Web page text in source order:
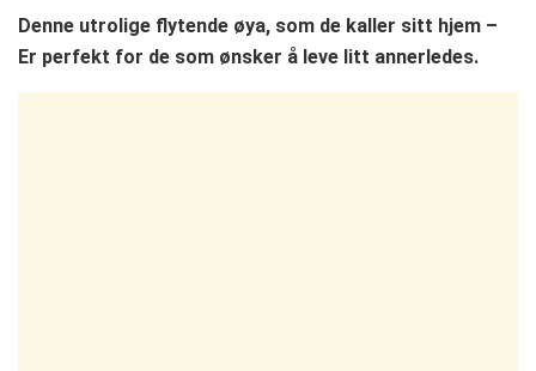
Denne utrolige flytende øya, som de kaller sitt hjem –
Er perfekt for de som ønsker å leve litt annerledes.